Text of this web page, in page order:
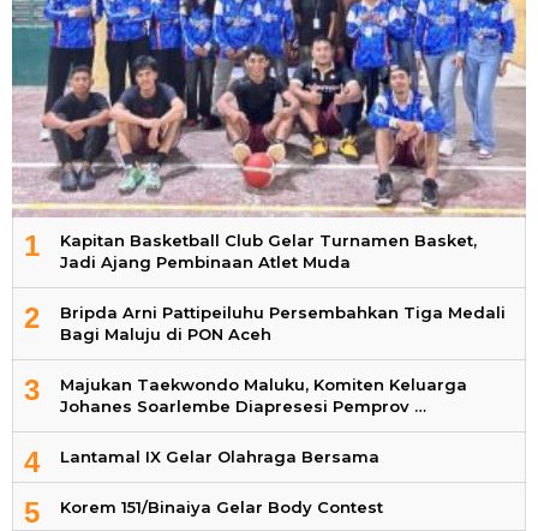
1
Kapitan Basketball Club Gelar Turnamen Basket,
Jadi Ajang Pembinaan Atlet Muda
2
Bripda Arni Pattipeiluhu Persembahkan Tiga Medali
Bagi Maluju di PON Aceh
3
Majukan Taekwondo Maluku, Komiten Keluarga
Johanes Soarlembe Diapresesi Pemprov …
4 Lantamal IX Gelar Olahraga Bersama
5 Korem 151/Binaiya Gelar Body Contest